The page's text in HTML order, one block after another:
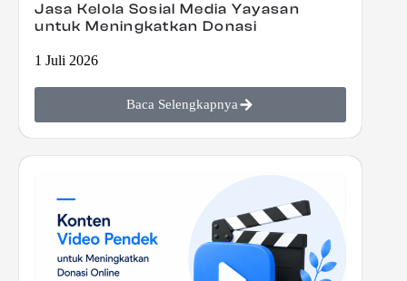
Jasa Kelola Sosial Media Yayasan
untuk Meningkatkan Donasi
1 Juli 2026
Baca Selengkapnya